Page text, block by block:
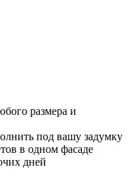
размера и
под вашу задумку
в одном фасаде
дней